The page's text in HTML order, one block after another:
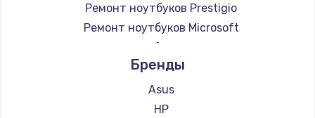
Ремонт ноутбуков Prestigio
Ремонт ноутбуков Microsoft
Ремонт ноутбуков Alienware
Ремонт ноутбуков Aquarius
Ремонт ноутбуков Gigabyte
Ремонт ноутбуков Aorus
Бренды
Asus
HP